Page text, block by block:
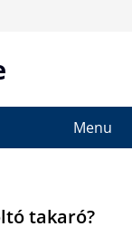
Menu
takaró?